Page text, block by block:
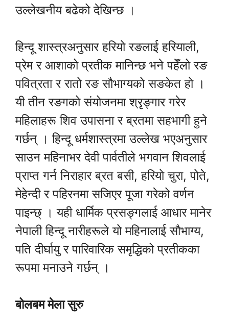
उल्लेखनीय बढेको देखिन्छ ।
हिन्दू शास्त्रअनुसार हरियो रङलाई हरियाली,
प्रेम र आशाको प्रतीक मानिन्छ भने पहेँलो रङ
पवित्रता र रातो रङ सौभाग्यको सङकेत हो ।
यी तीन रङगको संयोजनमा श्रृङ्गार गरेर
महिलाहरू शिव उपासना र ब्रतमा सहभागी हुने
गर्छन् । हिन्दू धर्मशास्त्रमा उल्लेख भएअनुसार
साउन महिनाभर देवी पार्वतीले भगवान शिवलाई
प्राप्त गर्न निराहार ब्रत बसी, हरियो चुरा, पोते,
मेहेन्दी र पहिरनमा सजिएर पूजा गरेको वर्णन
पाइन्छ् । यही धार्मिक प्रसङ्गलाई आधार मानेर
नेपाली हिन्दू नारीहरूले यो महिनालाई सौभाग्य,
पति दीर्घायु र पारिवारिक समृद्धिको प्रतीकका
रूपमा मनाउने गर्छन् ।
बोलबम मेला सुरु